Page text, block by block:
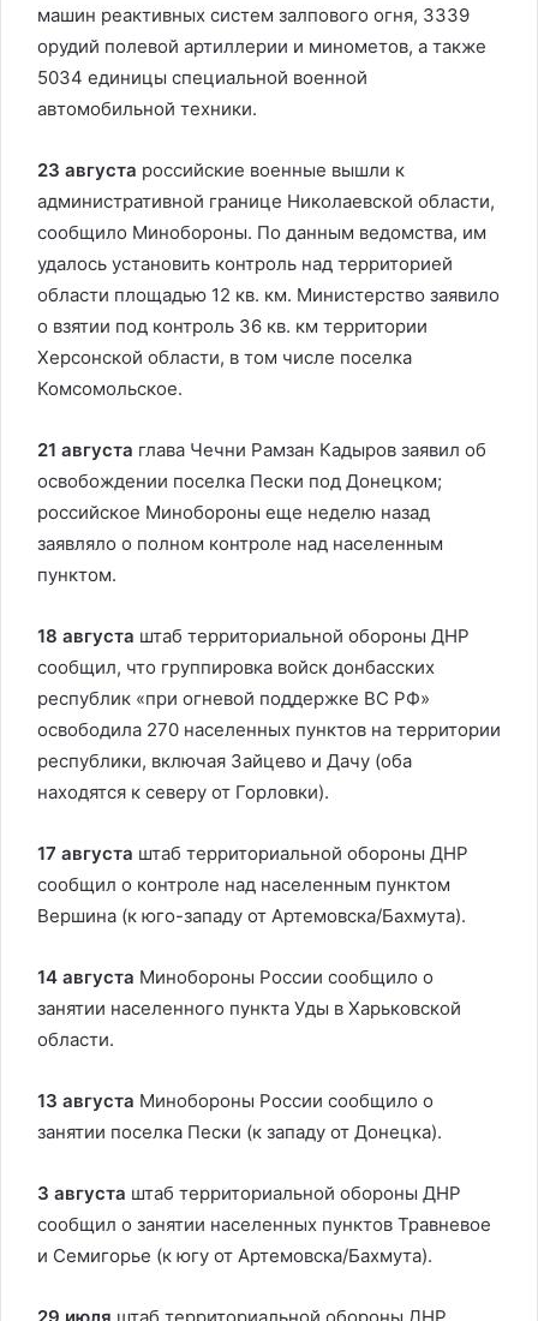
машин реактивных систем залпового огня, 3339
орудий полевой артиллерии и минометов, а также
5034 единицы специальной военной
автомобильной техники.
23 августа российские военные вышли к
административной границе Николаевской области,
сообщило Минобороны. По данным ведомства, им
удалось установить контроль над территорией
области площадью 12 кв. км. Министерство заявило
о взятии под контроль 36 кв. км территории
Херсонской области, в том числе поселка
Комсомольское.
21 августа глава Чечни Рамзан Кадыров заявил об
освобождении поселка Пески под Донецком;
российское Минобороны еще неделю назад
заявляло о полном контроле над населенным
пунктом.
18 августа штаб территориальной обороны ДНР
сообщил, что группировка войск донбасских
республик «при огневой поддержке ВС РФ»
освободила 270 населенных пунктов на территории
республики, включая Зайцево и Дачу (оба
находятся к северу от Горловки).
17 августа штаб территориальной обороны ДНР
сообщил о контроле над населенным пунктом
Вершина (к юго-западу от Артемовска/Бахмута).
14 августа Минобороны России сообщило о
занятии населенного пункта Уды в Харьковской
области.
13 августа Минобороны России сообщило о
занятии поселка Пески (к западу от Донецка).
3 августа штаб территориальной обороны ДНР
сообщил о занятии населенных пунктов Травневое
и Семигорье (к югу от Артемовска/Бахмута).